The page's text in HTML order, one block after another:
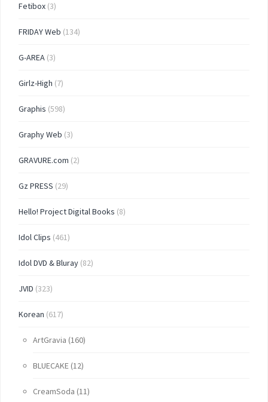
Fetibox (3)
FRIDAY Web (134)
G-AREA (3)
Girlz-High (7)
Graphis (598)
Graphy Web (3)
GRAVURE.com (2)
Gz PRESS (29)
Hello! Project Digital Books (8)
Idol Clips (461)
Idol DVD & Bluray (82)
JVID (323)
Korean (617)
ArtGravia (160)
BLUECAKE (12)
CreamSoda (11)